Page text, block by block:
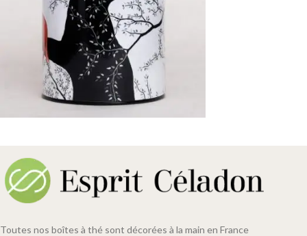
Toutes nos boîtes à thé sont décorées à la main en France